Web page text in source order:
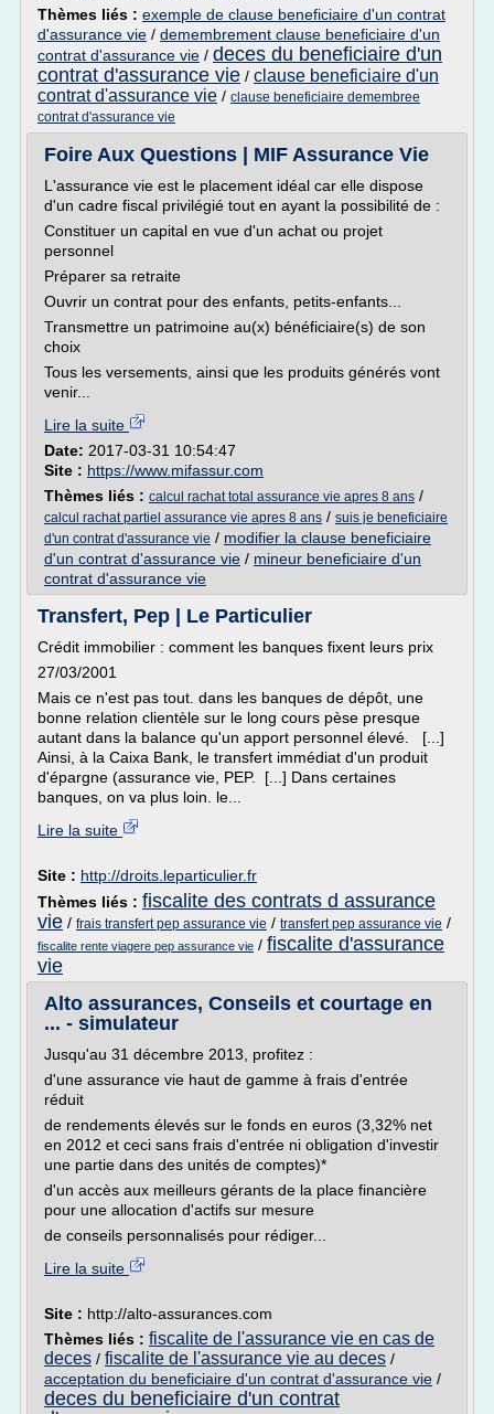
Thèmes liés : exemple de clause beneficiaire d'un contrat
d'assurance vie / demembrement clause beneficiaire d'un
contrat d'assurance vie / deces du beneficiaire d'un
contrat d'assurance vie / clause beneficiaire d'un
contrat d'assurance vie / clause beneficiaire demembree
contrat d'assurance vie
Foire Aux Questions | MIF Assurance Vie
L'assurance vie est le placement idéal car elle dispose
d'un cadre fiscal privilégié tout en ayant la possibilité de :
Constituer un capital en vue d'un achat ou projet
personnel
Préparer sa retraite
Ouvrir un contrat pour des enfants, petits-enfants...
Transmettre un patrimoine au(x) bénéficiaire(s) de son
choix
Tous les versements, ainsi que les produits générés vont
venir...
Lire la suite
Date: 2017-03-31 10:54:47
Site : https://www.mifassur.com
Thèmes liés : calcul rachat total assurance vie apres 8 ans /
calcul rachat partiel assurance vie apres 8 ans / suis je beneficiaire
d'un contrat d'assurance vie / modifier la clause beneficiaire
d'un contrat d'assurance vie / mineur beneficiaire d'un
contrat d'assurance vie
Transfert, Pep | Le Particulier
Crédit immobilier : comment les banques fixent leurs prix
27/03/2001
Mais ce n'est pas tout. dans les banques de dépôt, une
bonne relation clientèle sur le long cours pèse presque
autant dans la balance qu'un apport personnel élevé. [...]
Ainsi, à la Caixa Bank, le transfert immédiat d'un produit
d'épargne (assurance vie, PEP. [...] Dans certaines
banques, on va plus loin. le...
Lire la suite
Site : http://droits.leparticulier.fr
Thèmes liés : fiscalite des contrats d assurance
vie / frais transfert pep assurance vie / transfert pep assurance vie /
fiscalite rente viagere pep assurance vie / fiscalite d'assurance
vie
Alto assurances, Conseils et courtage en
... - simulateur
Jusqu'au 31 décembre 2013, profitez :
d'une assurance vie haut de gamme à frais d'entrée
réduit
de rendements élevés sur le fonds en euros (3,32% net
en 2012 et ceci sans frais d'entrée ni obligation d'investir
une partie dans des unités de comptes)*
d'un accès aux meilleurs gérants de la place financière
pour une allocation d'actifs sur mesure
de conseils personnalisés pour rédiger...
Lire la suite
Site : http://alto-assurances.com
Thèmes liés : fiscalite de l'assurance vie en cas de
deces / fiscalite de l'assurance vie au deces /
acceptation du beneficiaire d'un contrat d'assurance vie /
deces du beneficiaire d'un contrat